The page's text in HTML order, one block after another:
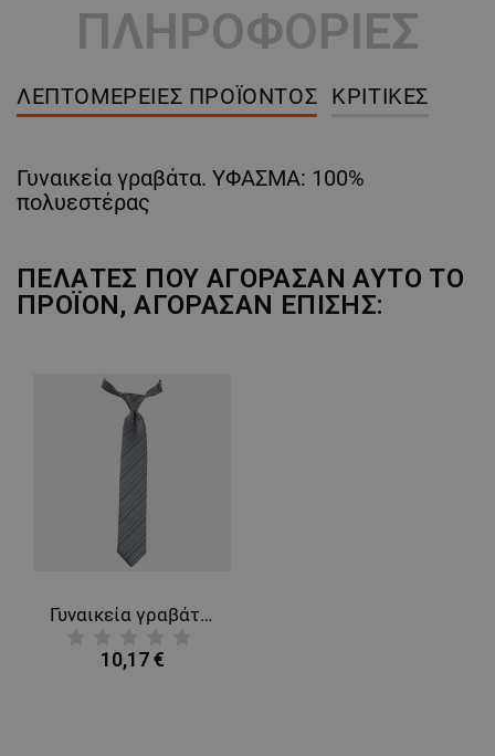
ΠΛΗΡΟΦΟΡΙΕΣ
ΛΕΠΤΟΜΈΡΕΙΕΣ ΠΡΟΪΌΝΤΟΣ ΚΡΙΤΙΚΈΣ
Γυναικεία γραβάτα. ΥΦΑΣΜΑ: 100%
πολυεστέρας
ΠΕΛΆΤΕΣ ΠΟΥ ΑΓΌΡΑΣΑΝ ΑΥΤΌ ΤΟ
ΠΡΟΪΌΝ, ΑΓΌΡΑΣΑΝ ΕΠΊΣΗΣ:
Γυναικεία γραβάτα VIENNA
10,17 €